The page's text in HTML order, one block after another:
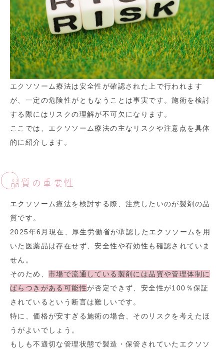
エクソソーム療法は安全性が確認された上で行われます
が、一定の危険性がともなうことは事実です。施術を検討
する際にはリスクの理解が不可欠になります。
ここでは、エクソソーム療法の主なリスクや注意点を具体
的に紹介します。
品質の重要性
エクソソーム療法を検討する際、注意したいのが製剤の品
質です。
2025年6月現在、厚生労働省が承認したエクソソームを用
いた医薬品は存在せず、安全性や有効性も確認されていま
せん。
そのため、 市場で流通している製剤には品質や管理体制に
ばらつきがある可能性が否定できず、安全性が100％保証
されているという断言は難しいです。
特に、価格が安すぎる施術の場合、そのリスクを考えたほ
うがよいでしょう。
もしも不適切な管理状態で製造・保管されていたエクソソ